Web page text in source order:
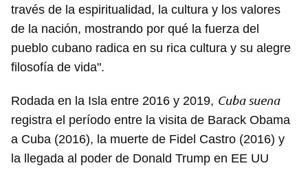
través de la espiritualidad, la cultura y los valores
de la nación, mostrando por qué la fuerza del
pueblo cubano radica en su rica cultura y su alegre
filosofía de vida".
Rodada en la Isla entre 2016 y 2019, Cuba suena
registra el período entre la visita de Barack Obama
a Cuba (2016), la muerte de Fidel Castro (2016) y
la llegada al poder de Donald Trump en EE UU